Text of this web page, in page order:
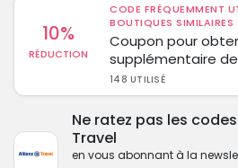
10%
RÉDUCTION
CODE FRÉQUEMMENT
BOUTIQUES SIMILAIRES
Coupon pour
supplémentaire de
148 UTILISÉ
Ne ratez pas les
Travel
en vous abonnant à la